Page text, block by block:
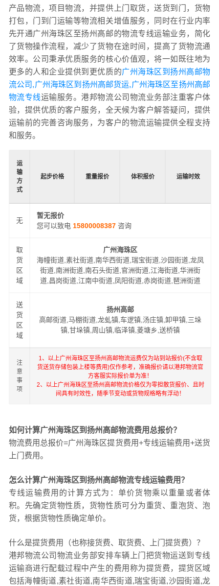
产品物流，项目物流，并提供上门取货，送货到门，货物
打包，门到门运输等物流相关增值服务，同时在行业内率
先开通广州海珠区至扬州高邮的物流专线运输业务，简化
了货物操作流程，减少了货物在途时间，提高了货物流通
效率。公司秉承优质服务的核心价值观，将一如既往地为
更多的人和企业提供到更优质的广州海珠区到扬州高邮物
流公司,广州海珠区到扬州高邮货运,广州海珠区至扬州高邮
物流专线运输服务。港邦物流公司物流业务部注重客户体
验，提供优质的客户服务，全天候为客户解答疑问，提供
运输前的完善咨询服务，为客户的物流运输提供全程支持
和服务。
运
输
方
式
起步价格 重量报价 体积报价 运输时效
无
暂无报价
您可以致电 15800008387 咨询
取
货
区
域
广州海珠区
海幢街道,素社街道,南华西街道,瑞宝街道,沙园街道,龙凤
街道,南洲街道,南石头街道,官洲街道,江海街道,华洲街
道,昌岗街道,江南中街道,凤阳街道,赤岗街道,琶洲街道
送
货
区
域
扬州高邮
高邮街道,马棚街道,龙虬镇,车逻镇,汤庄镇,卸甲镇,三垛
镇,甘垛镇,周山镇,临泽镇,菱塘乡,送桥镇
注
意
事
项
1、以上广州海珠区至扬州高邮物流运费仅为站到站报价(不含取
货送货存储包装上楼等费用)仅作参考，准确报价请以港邦物流官
方客服实际报价单为准！
2、以上广州海珠区至扬州高邮物流价格仅为零担散货报价、且时
间具有时效性，随季节变动或货物规格略有浮动！
如何计算广州海珠区到扬州高邮物流费用总报价？
物流费用总报价=广州海珠区提货费用+专线运输费用+送货
上门费用。
怎么计算广州海珠区到扬州高邮物流专线运输费用？
专线运输费用的计算方式为：单价货物乘以重量或者体
积。先确定货物性质，货物性质可分为重货、重泡货、泡
货，根据货物性质确定单价。
什么是提货费用（也称接货费、取货费、上门提货费）？
港邦物流公司物流业务部安排车辆上门把货物运送到专线
运输商进行配载过程中产生的费用称为提货费，提货区域
包括海幢街道,素社街道,南华西街道,瑞宝街道,沙园街道,龙